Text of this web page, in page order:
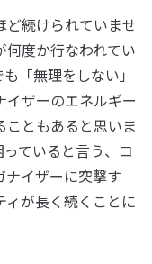
ど続けられていませ
度か行なわれてい
「無理をしない」
イザーのエネルギー
こともあると思いま
ていると言う、コ
ナイザーに突撃す
ィが長く続くことに